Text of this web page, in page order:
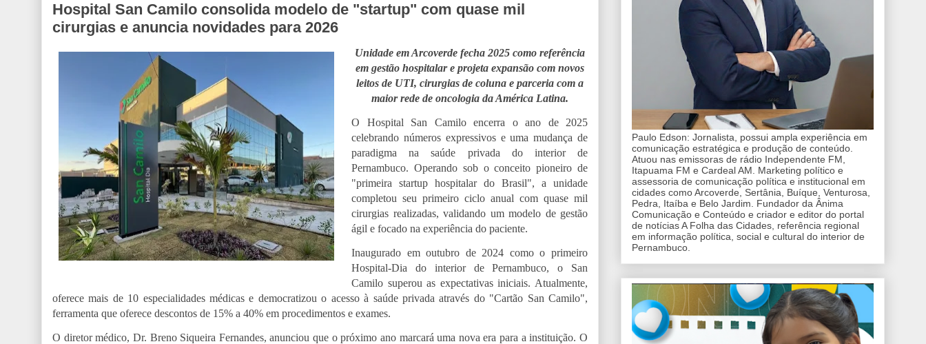
Hospital San Camilo consolida modelo de "startup" com quase mil
cirurgias e anuncia novidades para 2026
Unidade em Arcoverde fecha 2025 como referência
em gestão hospitalar e projeta expansão com novos
leitos de UTI, cirurgias de coluna e parceria com a
maior rede de oncologia da América Latina.
O Hospital San Camilo encerra o ano de 2025
celebrando números expressivos e uma mudança de
paradigma na saúde privada do interior de
Pernambuco. Operando sob o conceito pioneiro de
"primeira startup hospitalar do Brasil", a unidade
completou seu primeiro ciclo anual com quase mil
cirurgias realizadas, validando um modelo de gestão
ágil e focado na experiência do paciente.
Inaugurado em outubro de 2024 como o primeiro
Hospital-Dia do interior de Pernambuco, o San
Camilo superou as expectativas iniciais. Atualmente,
oferece mais de 10 especialidades médicas e democratizou o acesso à saúde privada através do "Cartão San Camilo",
ferramenta que oferece descontos de 15% a 40% em procedimentos e exames.
O diretor médico, Dr. Breno Siqueira Fernandes, anunciou que o próximo ano marcará uma nova era para a instituição. O
Paulo Edson: Jornalista, possui ampla experiência em
comunicação estratégica e produção de conteúdo.
Atuou nas emissoras de rádio Independente FM,
Itapuama FM e Cardeal AM. Marketing político e
assessoria de comunicação política e institucional em
cidades como Arcoverde, Sertânia, Buíque, Venturosa,
Pedra, Itaíba e Belo Jardim. Fundador da Ânima
Comunicação e Conteúdo e criador e editor do portal
de notícias A Folha das Cidades, referência regional
em informação política, social e cultural do interior de
Pernambuco.